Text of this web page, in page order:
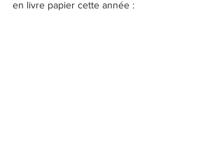
en livre papier cette année :